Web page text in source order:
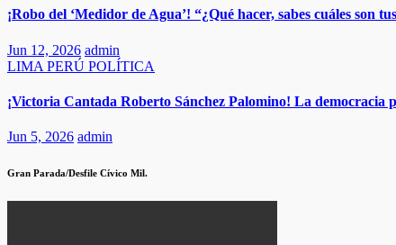
¡Robo del ‘Medidor de Agua’! “¿Qué hacer, sabes cuáles son
Jun 12, 2026 admin
LIMA PERÚ POLÍTICA
¡Victoria Cantada Roberto Sánchez Palomino! La democracia
Jun 5, 2026 admin
Gran Parada/Desfile Cívico Mil.